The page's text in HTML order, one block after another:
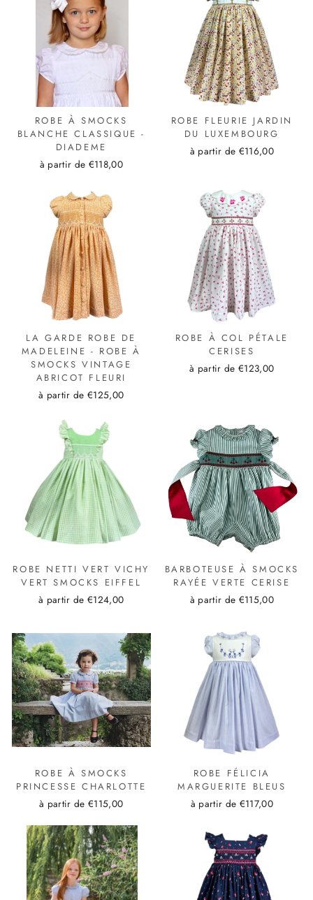
ROBE À SMOCKS
BLANCHE CLASSIQUE -
DIADEME
à partir de €118,00
ROBE FLEURIE JARDIN
DU LUXEMBOURG
à partir de €116,00
LA GARDE ROBE DE
MADELEINE - ROBE À
SMOCKS VINTAGE
ABRICOT FLEURI
à partir de €125,00
ROBE À COL PÉTALE
CERISES
à partir de €123,00
ROBE NETTI VERT VICHY
VERT SMOCKS EIFFEL
à partir de €124,00
BARBOTEUSE À SMOCKS
RAYÉE VERTE CERISE
à partir de €115,00
ROBE À SMOCKS
PRINCESSE CHARLOTTE
à partir de €115,00
ROBE FÉLICIA
MARGUERITE BLEUS
à partir de €117,00